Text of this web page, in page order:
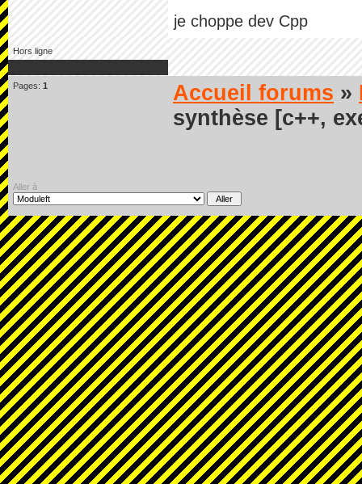
je choppe dev Cpp
Hors ligne
Pages: 1 Accueil forums »
synthèse [c++,
Aller à